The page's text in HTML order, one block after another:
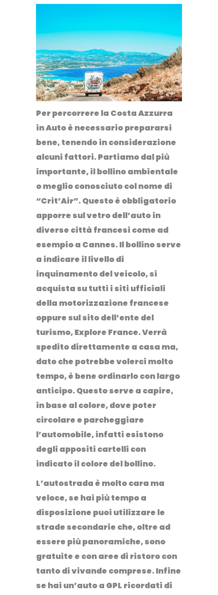
Per percorrere la Costa Azzurra
in Auto è necessario prepararsi
bene, tenendo in considerazione
alcuni fattori. Partiamo dal più
importante, il bollino ambientale
o meglio conosciuto col nome di
“Crit’Air”. Questo è obbligatorio
apporre sul vetro dell’auto in
diverse città francesi come ad
esempio a Cannes. Il bollino serve
a indicare il livello di
inquinamento del veicolo, si
acquista su tutti i siti ufficiali
della motorizzazione francese
oppure sul sito dell’ente del
turismo, Explore France. Verrà
spedito direttamente a casa ma,
dato che potrebbe volerci molto
tempo, è bene ordinarlo con largo
anticipo. Questo serve a capire,
in base al colore, dove poter
circolare e parcheggiare
l’automobile, infatti esistono
degli appositi cartelli con
indicato il colore del bollino.
L’autostrada è molto cara ma
veloce, se hai più tempo a
disposizione puoi utilizzare le
strade secondarie che, oltre ad
essere più panoramiche, sono
gratuite e con aree di ristoro con
tanto di vivande comprese. Infine
se hai un’auto a GPL ricordati di